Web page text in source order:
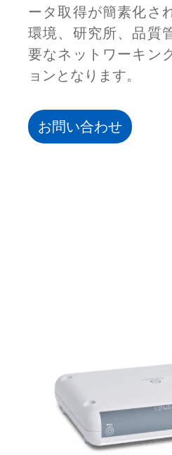
ータ取得が簡素化さ
環境、研究所、品質
要なネットワーキン
ョンとなります。
お問い合わせ